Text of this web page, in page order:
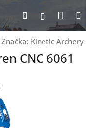
Hledat
Značka: Kinetic Archery
CNC 6061